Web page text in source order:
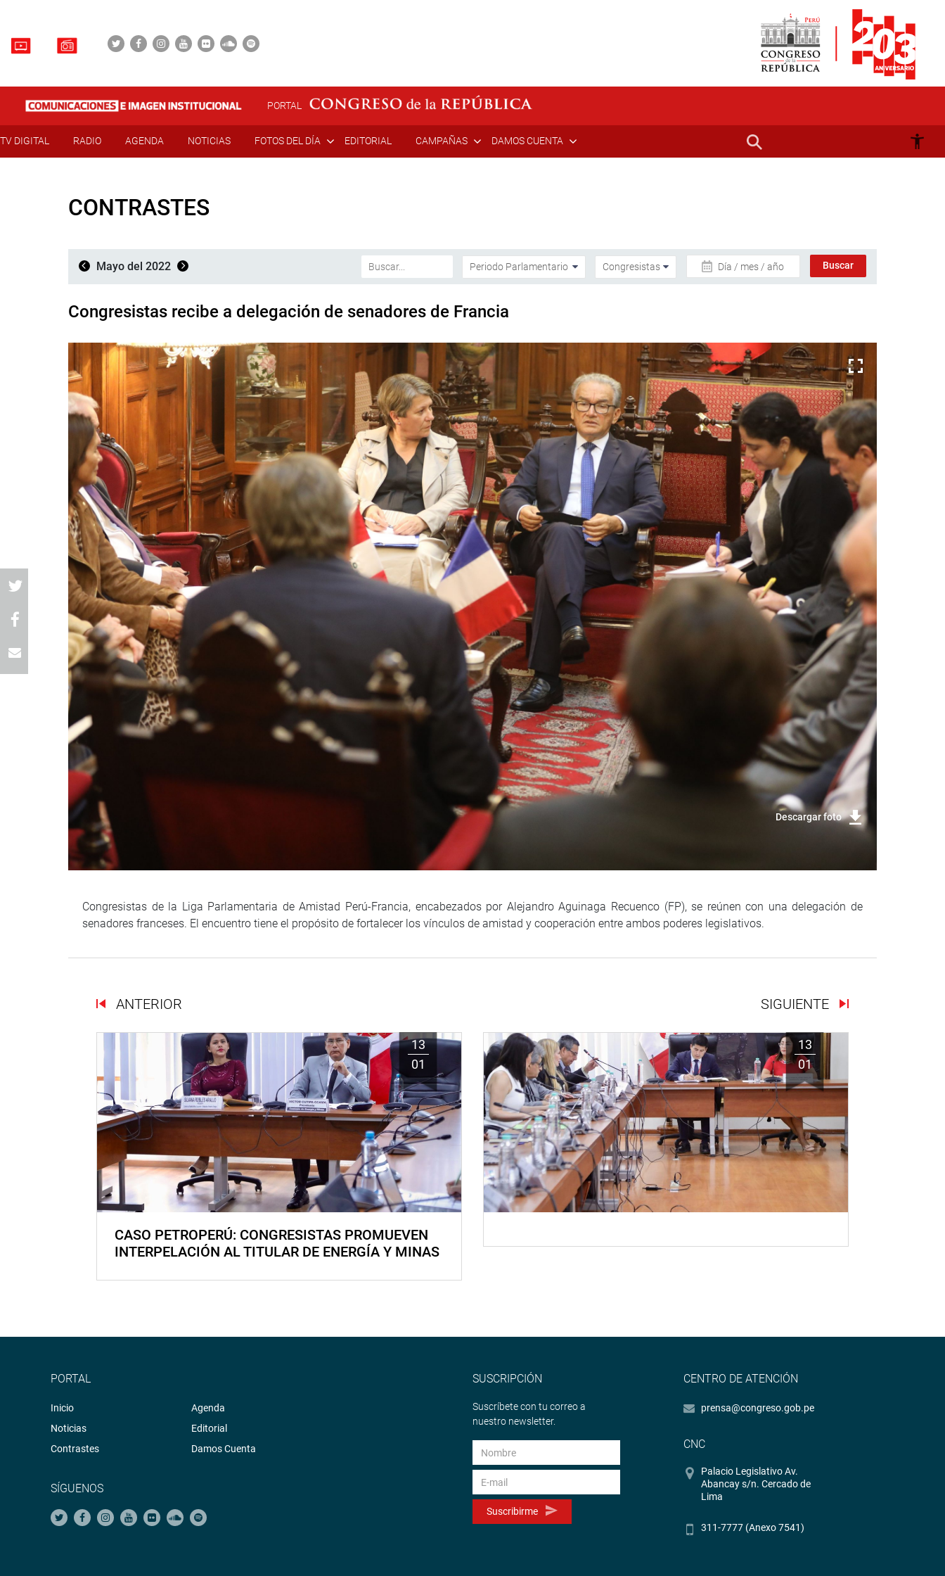
PORTAL
TV DIGITAL RADIO AGENDA NOTICIAS FOTOS DEL DÍA EDITORIAL CAMPAÑAS DAMOS CUENTA
CONTRASTES
Mayo del 2022 Día / mes / año
Congresistas recibe a delegación de senadores de Francia
Descargar foto
Congresistas de la Liga Parlamentaria de Amistad Perú-Francia, encabezados por Alejandro Aguinaga Recuenco (FP), se reúnen con una delegación de
senadores franceses. El encuentro tiene el propósito de fortalecer los vínculos de amistad y cooperación entre ambos poderes legislativos.
ANTERIOR SIGUIENTE
13
01
CASO PETROPERÚ: CONGRESISTAS PROMUEVEN
INTERPELACIÓN AL TITULAR DE ENERGÍA Y MINAS
13
01
PORTAL
Inicio
Noticias
Contrastes
Agenda
Editorial
Damos Cuenta
SÍGUENOS
SUSCRIPCIÓN
Suscríbete con tu correo a
nuestro newsletter.
Suscribirme
CENTRO DE ATENCIÓN
prensa@congreso.gob.pe
CNC
Palacio Legislativo Av.
Abancay s/n. Cercado de
Lima
311-7777 (Anexo 7541)